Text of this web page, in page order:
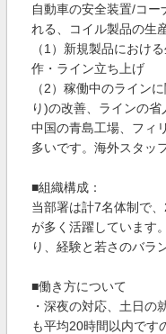
自動車の安全装置/コー
れる、コイル製品の生
（1）新規製品におけ
作・ライン立ち上げ
（2）稼働中のライン
り)の改善、ラインの
中国の青島工場、フィ
多いです。海外スタッ
■組織構成：
当部署は計7名体制で
が多く活躍しています
り、経験と若さのバラ
■働き方について
・深夜の対応、土日の
も平均20時間以内です